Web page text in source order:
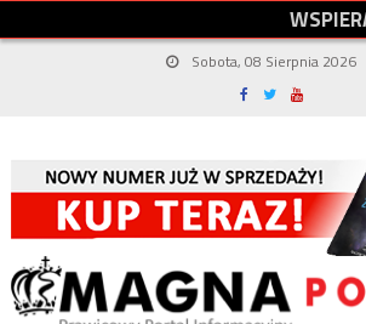
WSPIER
Sobota, 08 Sierpnia 2026